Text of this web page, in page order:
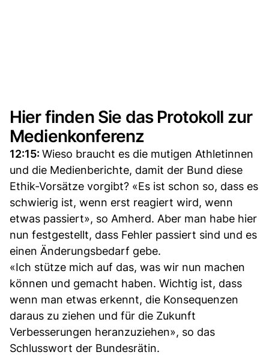
Hier finden Sie das Protokoll zur
Medienkonferenz
12:15: Wieso braucht es die mutigen Athletinnen
und die Medienberichte, damit der Bund diese
Ethik-Vorsätze vorgibt? «Es ist schon so, dass es
schwierig ist, wenn erst reagiert wird, wenn
etwas passiert», so Amherd. Aber man habe hier
nun festgestellt, dass Fehler passiert sind und es
einen Änderungsbedarf gebe.
«Ich stütze mich auf das, was wir nun machen
können und gemacht haben. Wichtig ist, dass
wenn man etwas erkennt, die Konsequenzen
daraus zu ziehen und für die Zukunft
Verbesserungen heranzuziehen», so das
Schlusswort der Bundesrätin.